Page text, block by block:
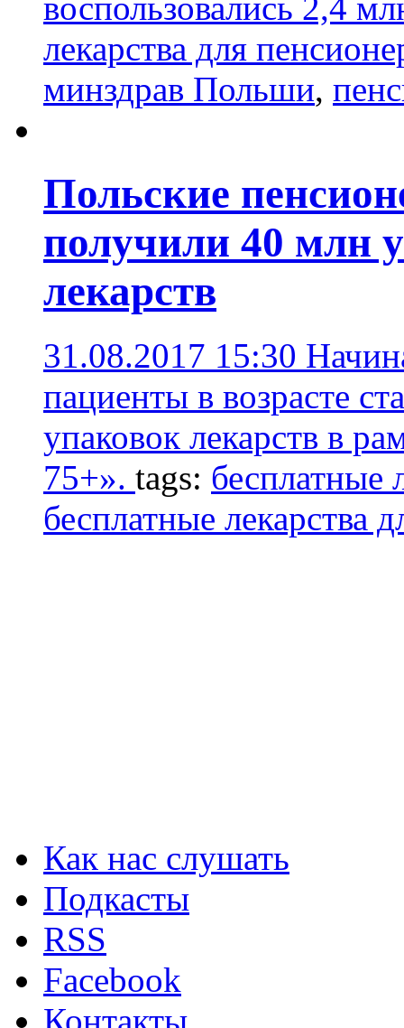
лекарства для
минздрав Польши,
Польские
получили 40 млн
лекарств
31.08.2017 15:30
пациенты в возрасте
упаковок лекарств в
75+». tags: бесплатные
бесплатные лекарства
Как нас слушать
Подкасты
RSS
Facebook
Контакты